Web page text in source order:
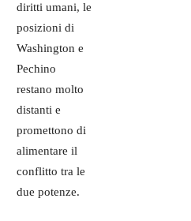
diritti umani, le
posizioni di
Washington e
Pechino
restano molto
distanti e
promettono di
alimentare il
conflitto tra le
due potenze.